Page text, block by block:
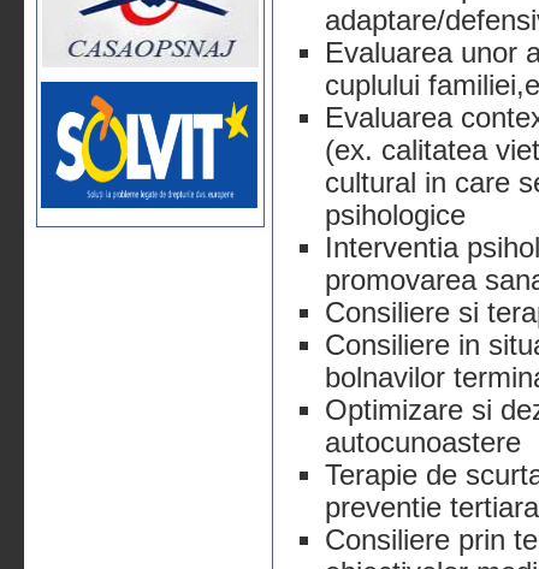
adaptare/
Evaluarea unor
cuplului
Evaluarea
(ex. calitatea
cultural in care
psihologice
Interventia
promovarea
Consiliere si
Consiliere in
bolnavilor
Optimizare si
autocunoastere
Terapie de
preventie tertiara
Consiliere prin